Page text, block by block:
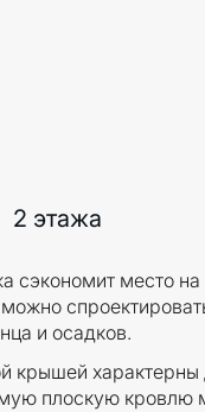
2 этажа
сэкономит место
и осадков.
крышей характерны
плоскую кровлю